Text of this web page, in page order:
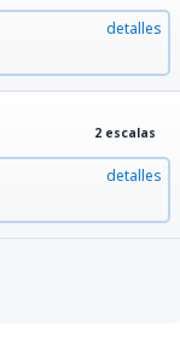
detalles
2 escalas
detalles